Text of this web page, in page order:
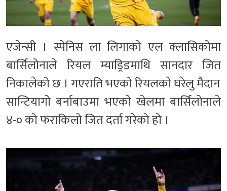
एजेन्सी । स्पेनिस ला लिगाको एल क्लासिकोमा
बार्सिलोनाले रियल म्याड्रिडमाथि सानदार जित
निकालेको छ । गएराति भएको रियलकाे घरेलु मैदान
सान्टियागो बर्नाबाउमा भएकाे खेलमा बार्सिलोनाले
४-० को फराकिलो जित दर्ता गरेको हो ।